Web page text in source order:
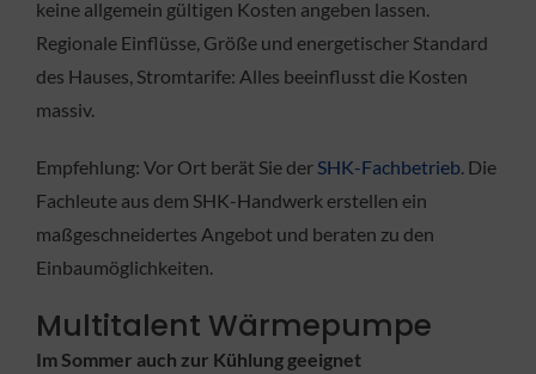
keine allgemein gültigen Kosten angeben lassen.
Regionale Einflüsse, Größe und energetischer Standard
des Hauses, Stromtarife: Alles beeinflusst die Kosten
massiv.
Empfehlung: Vor Ort berät Sie derSHK-Fachbetrieb. Die
Fachleute aus dem SHK-Handwerk erstellen ein
maßgeschneidertes Angebot und beraten zu den
Einbaumöglichkeiten.
Multitalent Wärmepumpe
Im Sommer auch zur Kühlung geeignet